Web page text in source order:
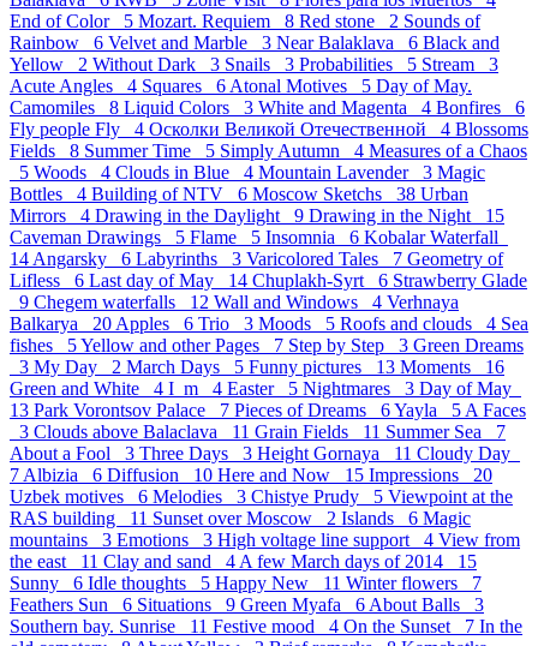
End of Color 5 Mozart. Requiem 8 Red stone 2 Sounds of
Rainbow 6 Velvet and Marble 3 Near Balaklava 6 Black and
Yellow 2 Without Dark 3 Snails 3 Probabilities 5 Stream 3
Acute Angles 4 Squares 6 Atonal Motives 5 Day of May.
Camomiles 8 Liquid Colors 3 White and Magenta 4 Bonfires 6
Fly people Fly 4 Осколки Великой Отечественной 4 Blossoms
Fields 8 Summer Time 5 Simply Autumn 4 Measures of a Chaos
5 Woods 4 Clouds in Blue 4 Mountain Lavender 3 Magic
Bottles 4 Building of NTV 6 Moscow Sketchs 38 Urban
Mirrors 4 Drawing in the Daylight 9 Drawing in the Night 15
Caveman Drawings 5 Flame 5 Insomnia 6 Kobalar Waterfall
14 Angarsky 6 Labyrinths 3 Varicolored Tales 7 Geometry of
Lifless 6 Last day of May 14 Chuplakh-Syrt 6 Strawberry Glade
9 Chegem waterfalls 12 Wall and Windows 4 Verhnaya
Balkarya 20 Apples 6 Trio 3 Moods 5 Roofs and clouds 4 Sea
fishes 5Yellow and other Pages 7 Step by Step 3 Green Dreams
3 My Day 2 March Days 5 Funny pictures 13 Moments 16
Green and White 4 I_m 4 Easter 5 Nightmares 3 Day of May
13 Park Vorontsov Palace 7 Pieces of Dreams 6Yayla 5 A Faces
3 Clouds above Balaclava 11 Grain Fields 11 Summer Sea 7
About a Fool 3 Three Days 3 Height Gornaya 11 Cloudy Day
7 Albizia 6 Diffusion 10 Here and Now 15 Impressions 20
Uzbek motives 6 Melodies 3 Chistye Prudy 5 Viewpoint at the
RAS building 11 Sunset over Moscow 2 Islands 6 Magic
mountains 3 Emotions 3 High voltage line support 4 View from
the east 11 Clay and sand 4 A few March days of 2014 15
Sunny 6 Idle thoughts 5 Happy New 11 Winter flowers 7
Feathers Sun 6 Situations 9 Green Myafa 6 About Balls 3
Southern bay. Sunrise 11 Festive mood 4 On the Sunset 7 In the